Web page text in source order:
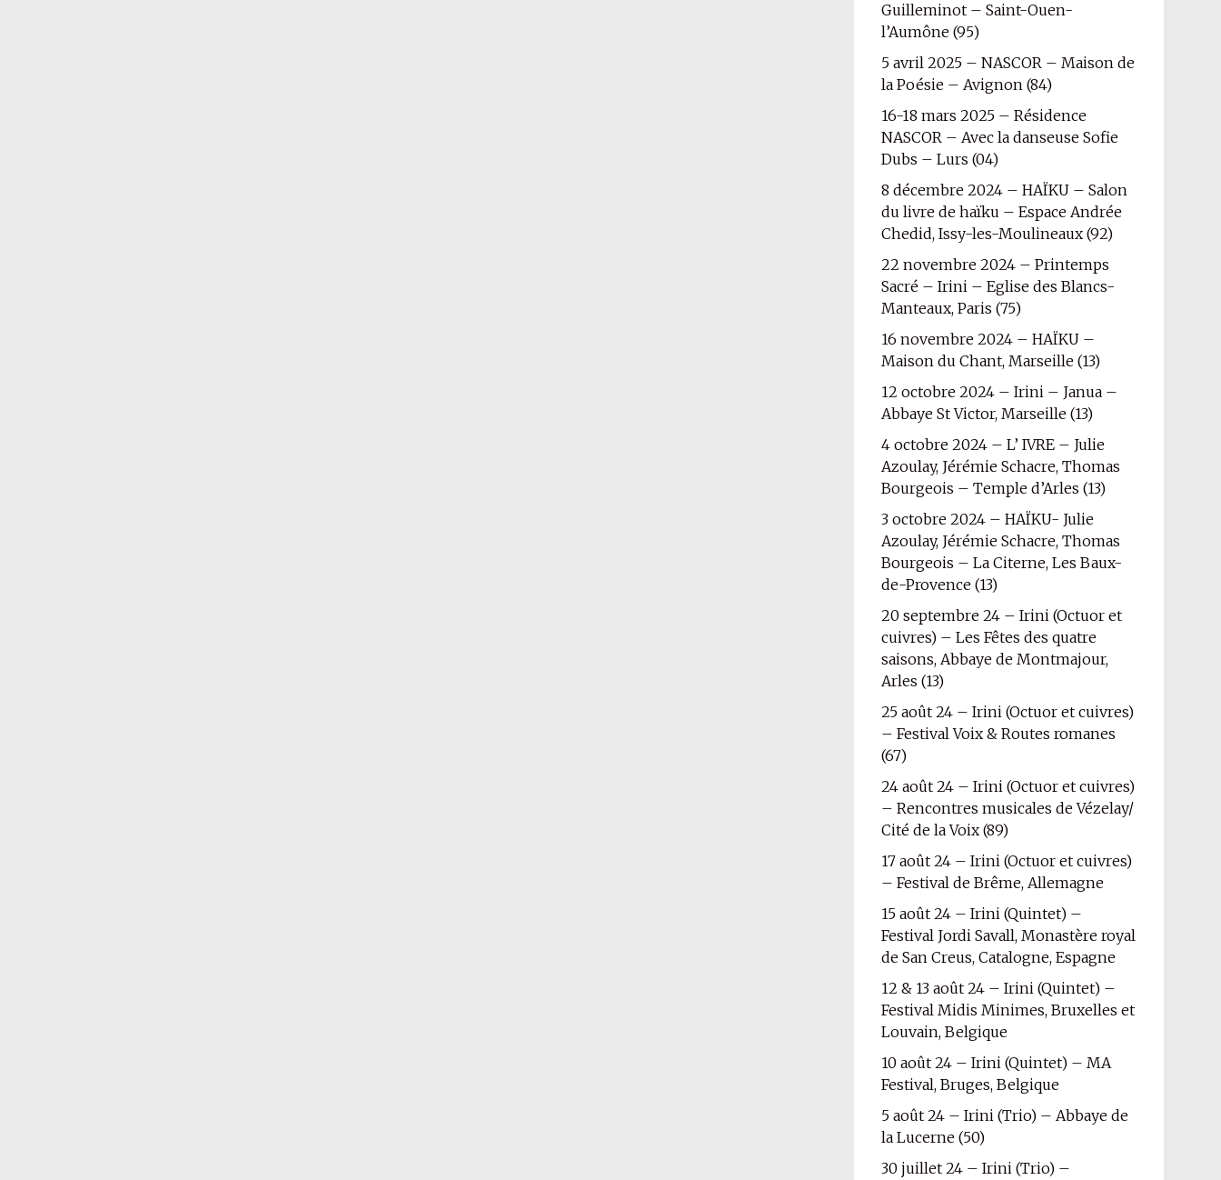
Guilleminot – Saint-Ouen-
l’Aumône (95)
5 avril 2025 – NASCOR – Maison de
la Poésie – Avignon (84)
16-18 mars 2025 – Résidence
NASCOR – Avec la danseuse Sofie
Dubs – Lurs (04)
8 décembre 2024 – HAÏKU – Salon
du livre de haïku – Espace Andrée
Chedid, Issy-les-Moulineaux (92)
22 novembre 2024 – Printemps
Sacré – Irini – Eglise des Blancs-
Manteaux, Paris (75)
16 novembre 2024 – HAÏKU –
Maison du Chant, Marseille (13)
12 octobre 2024 – Irini – Janua –
Abbaye St Victor, Marseille (13)
4 octobre 2024 – L’ IVRE – Julie
Azoulay, Jérémie Schacre, Thomas
Bourgeois – Temple d’Arles (13)
3 octobre 2024 – HAÏKU- Julie
Azoulay, Jérémie Schacre, Thomas
Bourgeois – La Citerne, Les Baux-
de-Provence (13)
20 septembre 24 – Irini (Octuor et
cuivres) – Les Fêtes des quatre
saisons, Abbaye de Montmajour,
Arles (13)
25 août 24 – Irini (Octuor et cuivres)
– Festival Voix & Routes romanes
(67)
24 août 24 – Irini (Octuor et cuivres)
– Rencontres musicales de Vézelay/
Cité de la Voix (89)
17 août 24 – Irini (Octuor et cuivres)
– Festival de Brême, Allemagne
15 août 24 – Irini (Quintet) –
Festival Jordi Savall, Monastère royal
de San Creus, Catalogne, Espagne
12 & 13 août 24 – Irini (Quintet) –
Festival Midis Minimes, Bruxelles et
Louvain, Belgique
10 août 24 – Irini (Quintet) – MA
Festival, Bruges, Belgique
5 août 24 – Irini (Trio) – Abbaye de
la Lucerne (50)
30 juillet 24 – Irini (Trio) –